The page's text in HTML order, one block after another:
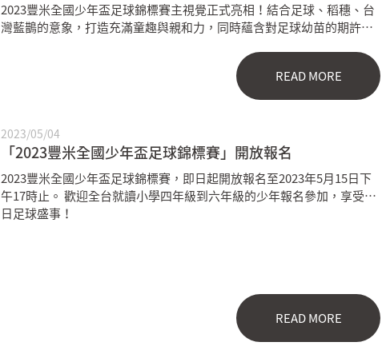
2023豐米全國少年盃足球錦標賽主視覺正式亮相！結合足球、稻穗、台
灣藍鵲的意象，打造充滿童趣與親和力，同時蘊含對足球幼苗的期許，
READ MORE
2023/05/04
「2023豐米全國少年盃足球錦標賽」開放報名
2023豐米全國少年盃足球錦標賽，即日起開放報名至2023年5月15日下
午17時止。 歡迎全台就讀小學四年級到六年級的少年報名參加，享受夏
日足球盛事！
READ MORE